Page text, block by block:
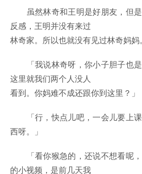
虽然林奇和王明是好朋友，但是
反感，王明并没有来过
林奇家。所以也就没有见过林奇妈妈。
「我说林奇呀，你小子胆子也是
这里就我们两个人没人
看到。你妈难不成还跟你到这里？」
「行，快点儿吧，一会儿要上课
西呀。」
「看你猴急的，还说不想看呢，
的小视频，是前几天我